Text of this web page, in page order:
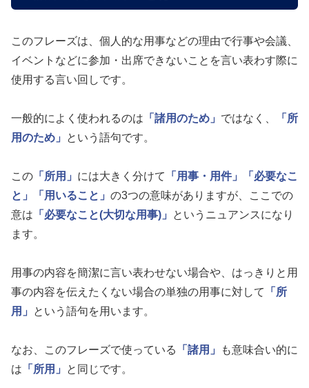
このフレーズは、個人的な用事などの理由で行事や会議、
イベントなどに参加・出席できないことを言い表わす際に
使用する言い回しです。
一般的によく使われるのは 「諸用のため」 ではなく、
「所
用のため」
という語句です。
この 「所用」 には大きく分けて 「用事・用件」
「必要なこ
と」
「用いること」 の3つの意味がありますが、ここでの
意は 「必要なこと(大切な用事)」
というニュアンスになり
ます。
用事の内容を簡潔に言い表わせない場合や、はっきりと用
事の内容を伝えたくない場合の単独の用事に対して
「所
用」
という語句を用います。
なお、このフレーズで使っている 「諸用」
も意味合い的に
は 「所用」 と同じです。